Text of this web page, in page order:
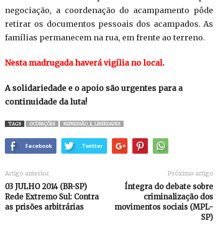
negociação, a coordenação do acampamento pôde
retirar os documentos pessoais dos acampados. As
famílias permanecem na rua, em frente ao terreno.
Nesta madrugada haverá vigília no local.
A solidariedade e o apoio são urgentes para a
continuidade da luta!
TAGS OCUPAÇÕES REPRESSÃO_E_LIBERDADES
Facebook Twitter
Artigo anterior
03 JULHO 2014 (BR-SP)
Rede Extremo Sul: Contra
as prisões arbitrárias
Próximo artigo
Íntegra do debate sobre
criminalização dos
movimentos sociais (MPL-
SP)